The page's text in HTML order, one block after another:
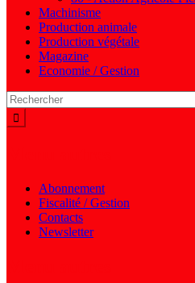
Machinisme
Production animale
Production végétale
Magazine
Economie / Gestion
Abonnement
Fiscalité / Gestion
Contacts
Newsletter